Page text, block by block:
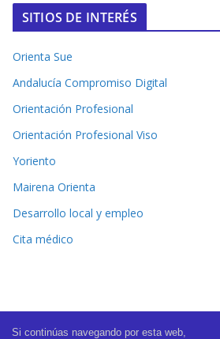
SITIOS DE INTERÉS
Orienta Sue
Andalucía Compromiso Digital
Orientación Profesional
Orientación Profesional Viso
Yoriento
Mairena Orienta
Desarrollo local y empleo
Cita médico
Si continúas navegando por esta web,